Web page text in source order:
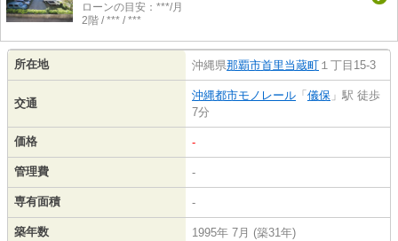
ローンの目安：***/月
2階 / *** / ***
所在地 沖縄県那覇市首里当蔵町 １丁目15-3
交通
沖縄都市モノレール 「 儀保 」駅 徒歩
7分
価格 -
管理費 -
専有面積 -
築年数 1995年 7月 (築31年)